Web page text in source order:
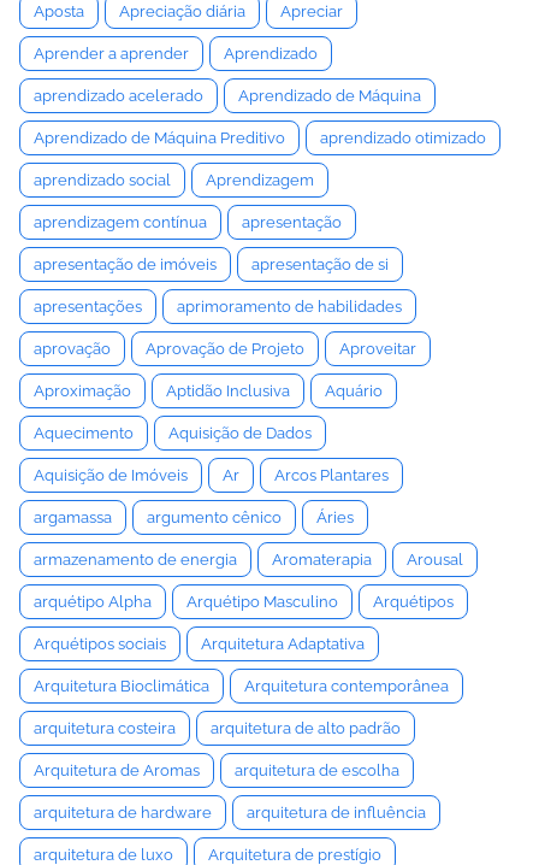
Aposta Apreciação diária Apreciar
Aprender a aprender Aprendizado
aprendizado acelerado Aprendizado de Máquina
Aprendizado de Máquina Preditivo aprendizado otimizado
aprendizado social Aprendizagem
aprendizagem contínua apresentação
apresentação de imóveis apresentação de si
apresentações aprimoramento de habilidades
aprovação Aprovação de Projeto Aproveitar
Aproximação Aptidão Inclusiva Aquário
Aquecimento Aquisição de Dados
Aquisição de Imóveis Ar Arcos Plantares
argamassa argumento cênico Áries
armazenamento de energia Aromaterapia Arousal
arquétipo Alpha Arquétipo Masculino Arquétipos
Arquétipos sociais Arquitetura Adaptativa
Arquitetura Bioclimática Arquitetura contemporânea
arquitetura costeira arquitetura de alto padrão
Arquitetura de Aromas arquitetura de escolha
arquitetura de hardware arquitetura de influência
arquitetura de luxo Arquitetura de prestígio